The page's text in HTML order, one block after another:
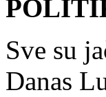
Sve su
Danas